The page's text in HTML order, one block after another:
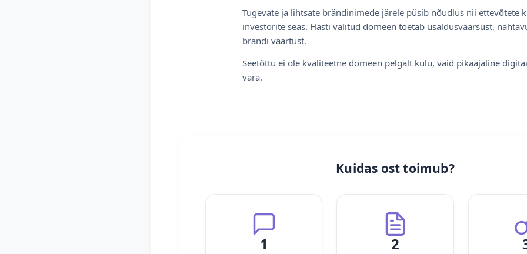
Tugevate ja lihtsate brändinimede järele püsib nõudlus nii ettevõtete
investorite seas. Hästi valitud domeen toetab usaldusväärsust,
brändi väärtust.
Seetõttu ei ole kvaliteetne domeen pelgalt kulu, vaid pikaajaline
vara.
Kuidas ost toimub?
1 2